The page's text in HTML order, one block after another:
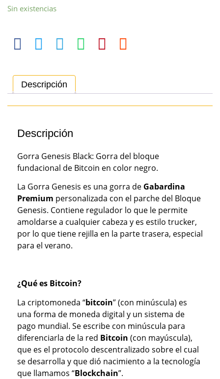
Sin existencias
Descripción
Descripción
Gorra Genesis Black: Gorra del bloque
fundacional de Bitcoin en color negro.
La Gorra Genesis es una gorra de Gabardina
Premium personalizada con el parche del Bloque
Genesis. Contiene regulador lo que le permite
amoldarse a cualquier cabeza y es estilo trucker,
por lo que tiene rejilla en la parte trasera, especial
para el verano.
¿Qué es Bitcoin?
La criptomoneda “bitcoin” (con minúscula) es
una forma de moneda digital y un sistema de
pago mundial. Se escribe con minúscula para
diferenciarla de la red Bitcoin (con mayúscula),
que es el protocolo descentralizado sobre el cual
se desarrolla y que dió nacimiento a la tecnología
que llamamos “Blockchain”.